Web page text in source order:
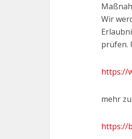
Wir
prüfen.
https://
mehr
https://